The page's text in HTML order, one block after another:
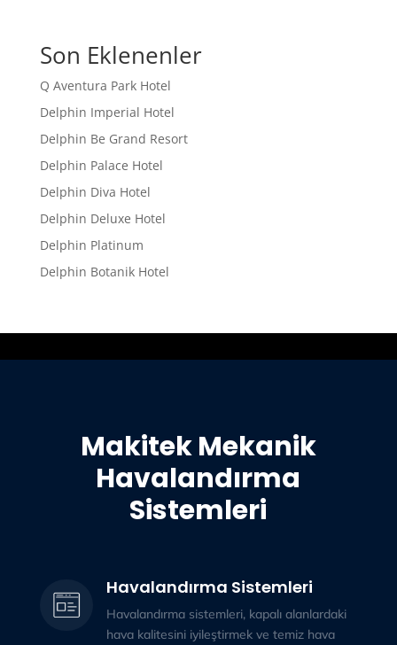
Son Eklenenler
Q Aventura Park Hotel
Delphin Imperial Hotel
Delphin Be Grand Resort
Delphin Palace Hotel
Delphin Diva Hotel
Delphin Deluxe Hotel
Delphin Platinum
Delphin Botanik Hotel
Makitek Mekanik
Havalandırma
Sistemleri
Havalandırma Sistemleri
Havalandırma sistemleri, kapalı alanlardaki
hava kalitesini iyileştirmek ve temiz hava